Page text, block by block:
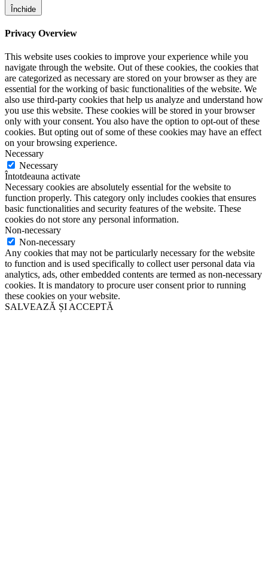
Închide
Privacy Overview
This website uses cookies to improve your experience while you
navigate through the website. Out of these cookies, the cookies that
are categorized as necessary are stored on your browser as they are
essential for the working of basic functionalities of the website. We
also use third-party cookies that help us analyze and understand how
you use this website. These cookies will be stored in your browser
only with your consent. You also have the option to opt-out of these
cookies. But opting out of some of these cookies may have an effect
on your browsing experience.
Necessary
Necessary
Întotdeauna activate
Necessary cookies are absolutely essential for the website to
function properly. This category only includes cookies that ensures
basic functionalities and security features of the website. These
cookies do not store any personal information.
Non-necessary
Non-necessary
Any cookies that may not be particularly necessary for the website
to function and is used specifically to collect user personal data via
analytics, ads, other embedded contents are termed as non-necessary
cookies. It is mandatory to procure user consent prior to running
these cookies on your website.
SALVEAZĂ ȘI ACCEPTĂ